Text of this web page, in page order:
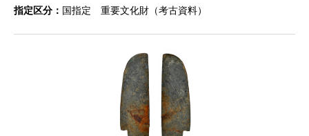
指定区分： 国指定 重要文化財（考古資料）